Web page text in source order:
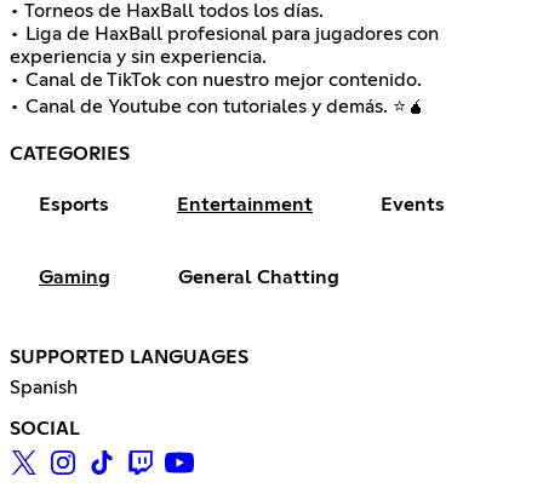
• Torneos de HaxBall todos los días.
• Liga de HaxBall profesional para jugadores con
experiencia y sin experiencia.
• Canal de TikTok con nuestro mejor contenido.
• Canal de Youtube con tutoriales y demás. ⭐🧉
CATEGORIES
Esports Entertainment Events
Gaming General Chatting
SUPPORTED LANGUAGES
Spanish
SOCIAL